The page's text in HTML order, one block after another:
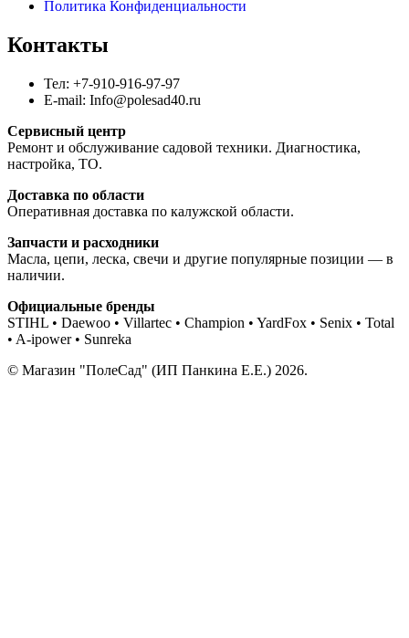
Политика Конфиденциальности
Контакты
Тел: +7-910-916-97-97
E-mail: Info@polesad40.ru
Сервисный центр
Ремонт и обслуживание садовой техники. Диагностика,
настройка, ТО.
Доставка по области
Оперативная доставка по калужской области.
Запчасти и расходники
Масла, цепи, леска, свечи и другие популярные позиции — в
наличии.
Официальные бренды
STIHL • Daewoo • Villartec • Champion • YardFox • Senix • Total
• A-ipower • Sunreka
© Магазин "ПолеСад" (ИП Панкина Е.Е.) 2026.